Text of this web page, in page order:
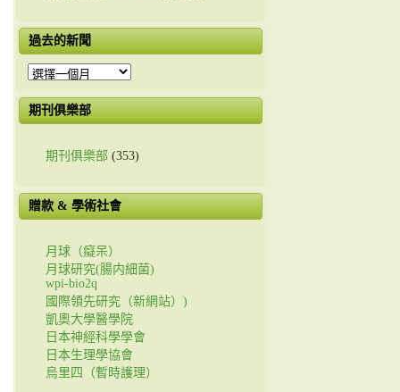
過去的新聞
過
的
新
期刊俱樂部
期刊俱樂部 (353)
贈款 & 學術社會
月球（癡呆）
月球研究(腸内細菌)
wpi-bio2q
國際領先研究（新網站）)
凱奧大學醫學院
日本神經科學學會
日本生理學協會
烏里四（暫時護理）